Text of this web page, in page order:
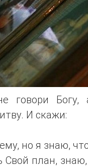
говори Богу,
И скажи:
но я знаю,
план,